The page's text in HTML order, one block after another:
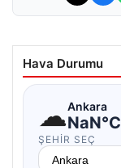
Hava Durumu
☁Ankara
NaN°C
ŞEHIR SEÇ